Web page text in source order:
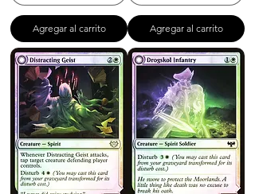
Agregar al carrito Agregar al carrito